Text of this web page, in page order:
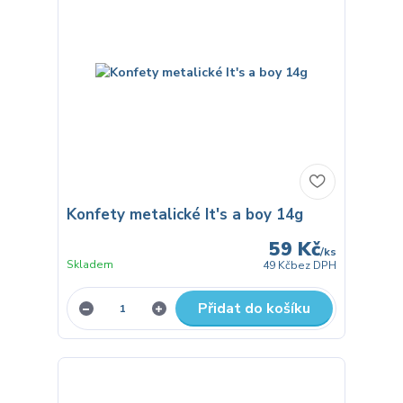
Konfety metalické It's a boy 14g
59 Kč/ks
49 Kčbez DPH
Skladem
Přidat do košíku